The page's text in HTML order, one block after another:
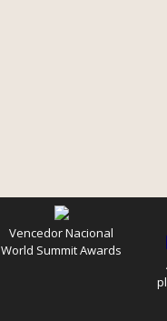
Vencedor Nacional
World Summit Awards